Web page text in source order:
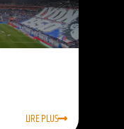
LIRE PLUS